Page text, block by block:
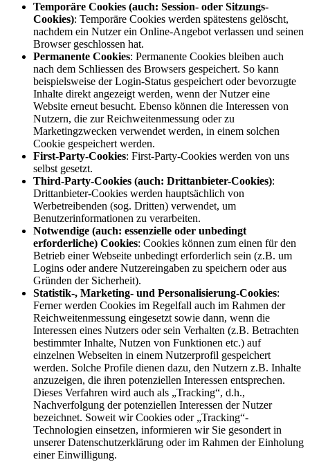
Temporäre Cookies (auch: Session- oder Sitzungs-
Cookies): Temporäre Cookies werden spätestens gelöscht,
nachdem ein Nutzer ein Online-Angebot verlassen und seinen
Browser geschlossen hat.
Permanente Cookies: Permanente Cookies bleiben auch
nach dem Schliessen des Browsers gespeichert. So kann
beispielsweise der Login-Status gespeichert oder bevorzugte
Inhalte direkt angezeigt werden, wenn der Nutzer eine
Website erneut besucht. Ebenso können die Interessen von
Nutzern, die zur Reichweitenmessung oder zu
Marketingzwecken verwendet werden, in einem solchen
Cookie gespeichert werden.
First-Party-Cookies: First-Party-Cookies werden von uns
selbst gesetzt.
Third-Party-Cookies (auch: Drittanbieter-Cookies):
Drittanbieter-Cookies werden hauptsächlich von
Werbetreibenden (sog. Dritten) verwendet, um
Benutzerinformationen zu verarbeiten.
Notwendige (auch: essenzielle oder unbedingt
erforderliche) Cookies: Cookies können zum einen für den
Betrieb einer Webseite unbedingt erforderlich sein (z.B. um
Logins oder andere Nutzereingaben zu speichern oder aus
Gründen der Sicherheit).
Statistik-, Marketing- und Personalisierung-Cookies:
Ferner werden Cookies im Regelfall auch im Rahmen der
Reichweitenmessung eingesetzt sowie dann, wenn die
Interessen eines Nutzers oder sein Verhalten (z.B. Betrachten
bestimmter Inhalte, Nutzen von Funktionen etc.) auf
einzelnen Webseiten in einem Nutzerprofil gespeichert
werden. Solche Profile dienen dazu, den Nutzern z.B. Inhalte
anzuzeigen, die ihren potenziellen Interessen entsprechen.
Dieses Verfahren wird auch als „Tracking“, d.h.,
Nachverfolgung der potenziellen Interessen der Nutzer
bezeichnet. Soweit wir Cookies oder „Tracking“-
Technologien einsetzen, informieren wir Sie gesondert in
unserer Datenschutzerklärung oder im Rahmen der Einholung
einer Einwilligung.